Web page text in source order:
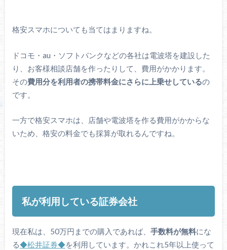
格安スマホについても当てはまりますね。
ドコモ・au・ソフトバンクなどの各社は電波塔を建設した
り、お客様相談店舗を作ったりして、費用がかかります。
その費用分を利用者の携帯料金にさらに上乗せしているの
です。
一方で格安スマホは、店舗や電波塔を作る費用がかからな
いため、格安の料金でも採算が取れるんですね。
私が利用している証券会社
現在私は、50万円までの購入であれば、 手数料が無料にな
る◆松井証券◆を利用しています。かれこれ5年以上使って